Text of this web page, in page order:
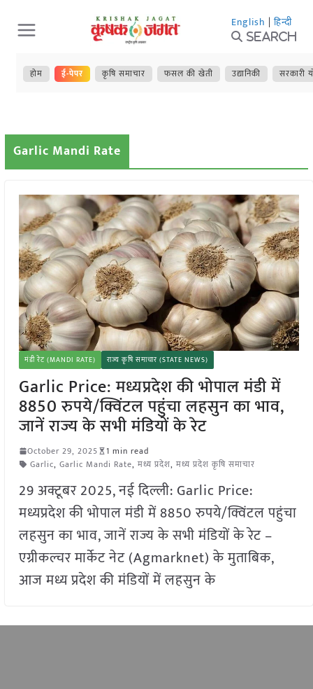
Skip
to
content
English | हिन्दी
Search
होम ई-पेपर कृषि समाचार फसल की खेती उद्यानिकी सरकारी
Garlic Mandi Rate
मंडी रेट (MANDI RATE) राज्य कृषि समाचार (STATE NEWS)
Garlic Price: मध्यप्रदेश की भोपाल मंडी में
8850 रुपये/क्विंटल पहुंचा लहसुन का भाव,
जानें राज्य के सभी मंडियों के रेट
October 29, 2025
1 min read
Garlic, Garlic Mandi Rate, मध्य प्रदेश, मध्य प्रदेश कृषि समाचार
29 अक्टूबर 2025, नई दिल्ली: Garlic Price:
मध्यप्रदेश की भोपाल मंडी में 8850 रुपये/क्विंटल पहुंचा
लहसुन का भाव, जानें राज्य के सभी मंडियों के रेट –
एग्रीकल्चर मार्केट नेट (Agmarknet) के मुताबिक,
आज मध्य प्रदेश की मंडियों में लहसुन के